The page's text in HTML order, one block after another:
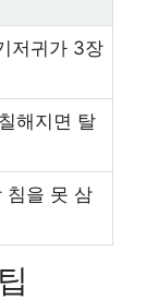
저귀가 3장
해지면 탈
침을 못 삼